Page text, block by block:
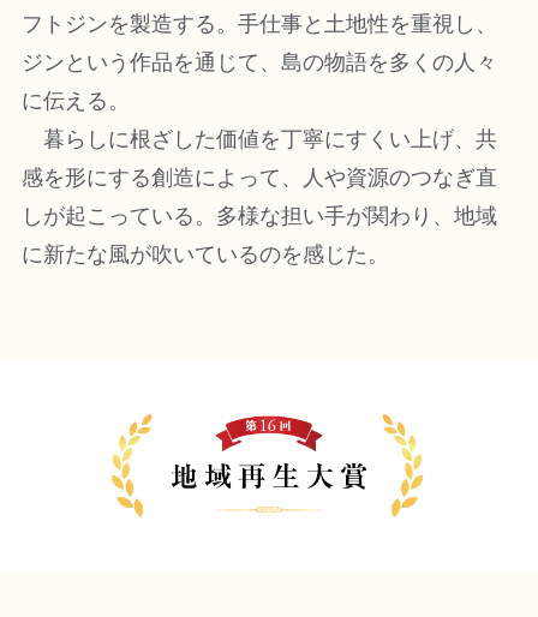
フトジンを製造する。手仕事と土地性を重視し、
ジンという作品を通じて、島の物語を多くの人々
に伝える。
暮らしに根ざした価値を丁寧にすくい上げ、共
感を形にする創造によって、人や資源のつなぎ直
しが起こっている。多様な担い手が関わり、地域
に新たな風が吹いているのを感じた。